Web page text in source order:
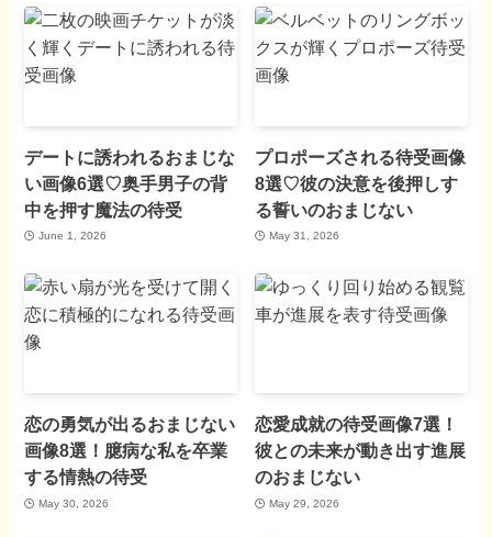
デートに誘われるおまじな
い画像6選♡奥手男子の背
中を押す魔法の待受
June 1, 2026
プロポーズされる待受画像
8選♡彼の決意を後押しす
る誓いのおまじない
May 31, 2026
恋の勇気が出るおまじない
画像8選！臆病な私を卒業
する情熱の待受
May 30, 2026
恋愛成就の待受画像7選！
彼との未来が動き出す進展
のおまじない
May 29, 2026